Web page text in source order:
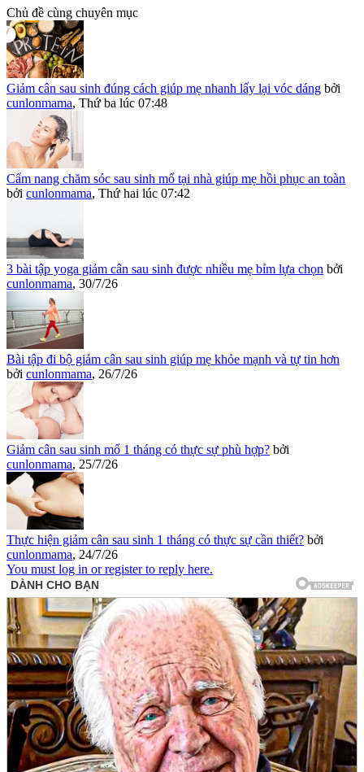
Chủ đề cùng chuyên mục
Giảm cân sau sinh đúng cách giúp mẹ nhanh lấy lại vóc dáng bởi
cunlonmama, Thứ ba lúc 07:48
Cẩm nang chăm sóc sau sinh mổ tại nhà giúp mẹ hồi phục an toàn
bởi cunlonmama, Thứ hai lúc 07:42
3 bài tập yoga giảm cân sau sinh được nhiều mẹ bỉm lựa chọn bởi
cunlonmama, 30/7/26
Bài tập đi bộ giảm cân sau sinh giúp mẹ khỏe mạnh và tự tin hơn
bởi cunlonmama, 26/7/26
Giảm cân sau sinh mổ 1 tháng có thực sự phù hợp? bởi
cunlonmama, 25/7/26
Thực hiện giảm cân sau sinh 1 tháng có thực sự cần thiết? bởi
cunlonmama, 24/7/26
You must log in or register to reply here.